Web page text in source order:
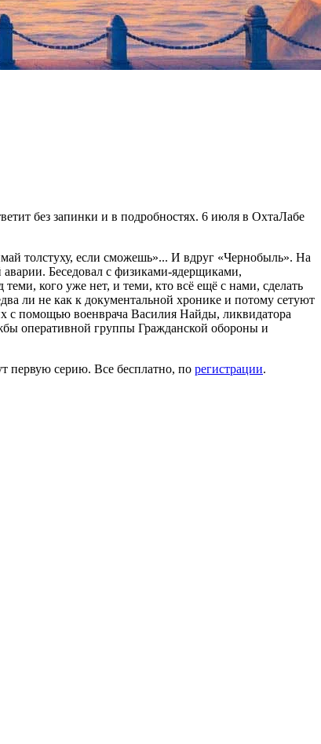
без запинки и в подробностях. 6 июля в ОхтаЛабе
толстуху, если сможешь»... И вдруг «Чернобыль». На
Беседовал с физиками-ядерщиками,
кого уже нет, и теми, кто всё ещё с нами, сделать
ли не как к документальной хронике и потому сетуют
с помощью военврача Василия Найды, ликвидатора
оперативной группы Гражданской обороны и
первую серию. Все бесплатно, по регистрации.